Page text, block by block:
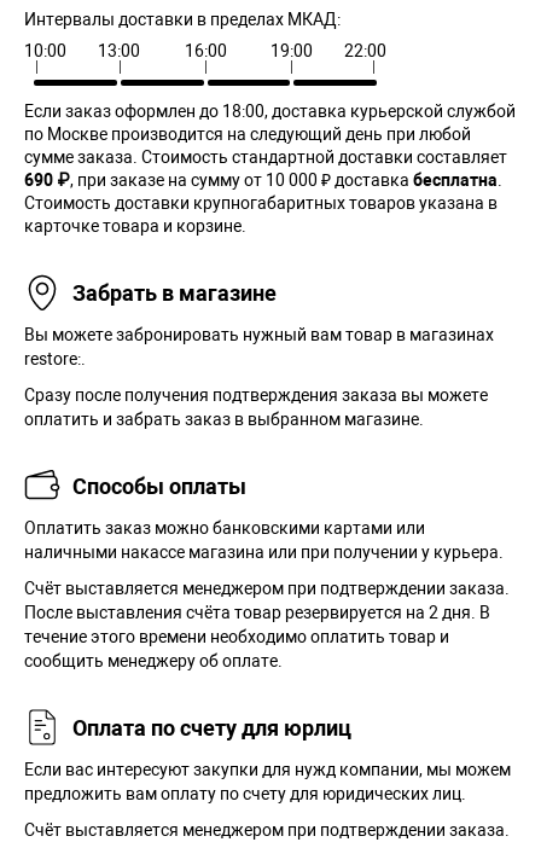
Интервалы доставки в пределах МКАД:
10:00
13:00 16:00 19:00 22:00
Если заказ оформлен до 18:00, доставка курьерской службой
по Москве производится на следующий день при любой
сумме заказа. Cтоимость стандартной доставки составляет
690 ₽, при заказе на сумму от 10 000 ₽ доставка бесплатна.
Стоимость доставки крупногабаритных товаров указана в
карточке товара и корзине.
Забрать в магазине
Вы можете забронировать нужный вам товар в магазинах
restore:.
Сразу после получения подтверждения заказа вы можете
оплатить и забрать заказ в выбранном магазине.
Способы оплаты
Оплатить заказ можно банковскими картами или
наличными накассе магазина или при получении у курьера.
Cчёт выставляется менеджером при подтверждении заказа.
После выставления счёта товар резервируется на 2 дня. В
течение этого времени необходимо оплатить товар и
сообщить менеджеру об оплате.
Оплата по счету для юрлиц
Если вас интересуют закупки для нужд компании, мы можем
предложить вам оплату по счету для юридических лиц.
Счёт выставляется менеджером при подтверждении заказа.